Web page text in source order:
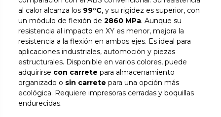
al calor alcanza los 99°C, y su rigidez es superior, con
un módulo de flexión de2860 MPa. Aunque su
resistencia al impacto en XY es menor, mejora la
resistencia a la flexión en ambos ejes. Es ideal para
aplicaciones industriales, automoción y piezas
estructurales. Disponible en varios colores, puede
adquirirse con carrete para almacenamiento
organizado o sin carrete para una opción más
ecológica. Requiere impresoras cerradas y boquillas
endurecidas.